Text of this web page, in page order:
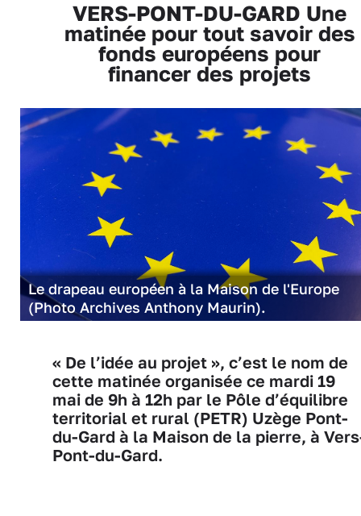
VERS-PONT-DU-GARD Une
matinée pour tout savoir des
fonds européens pour
financer des projets
Le drapeau européen à la Maison de l'Europe
(Photo Archives Anthony Maurin).
« De l’idée au projet », c’est le nom de
cette matinée organisée ce mardi 19
mai de 9h à 12h par le Pôle d’équilibre
territorial et rural (PETR) Uzège Pont-
du-Gard à la Maison de la pierre, à
Pont-du-Gard.